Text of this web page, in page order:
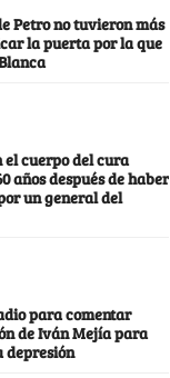
Petro no tuvieron más
la puerta por la que
cuerpo del cura
años después de haber
un general del
para comentar
de Iván Mejía para
depresión